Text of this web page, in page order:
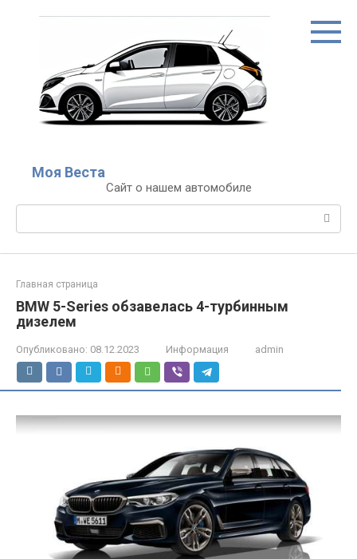
Моя Веста
Сайт о нашем автомобиле
Поиск:
Главная страница
BMW 5-Series обзавелась 4-турбинным
дизелем
Опубликовано: 08.12.2023 Информация admin